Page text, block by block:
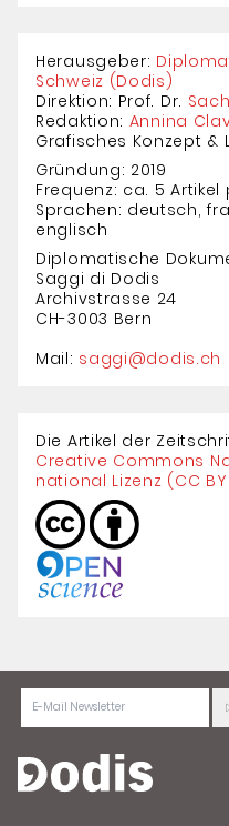
Herausgeber:
Schweiz (Dodis)
Direktion: Prof. Dr.
Redaktion: Annina
Grafisches Konzept &
Gründung: 2019
Frequenz: ca. 5 Artikel
Sprachen: deutsch,
englisch
Diplomatische
Saggi di Dodis
Archivstrasse 24
CH-3003 Bern
Mail: saggi@dodis.ch
Die Artikel der
Creative Com­mons
national Lizenz (CC